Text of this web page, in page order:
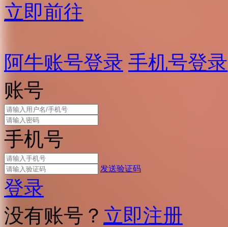
立即前往
阿牛账号登录 手机号登录
账号
手机号
发送验证码
登录
没有账号？ 立即注册